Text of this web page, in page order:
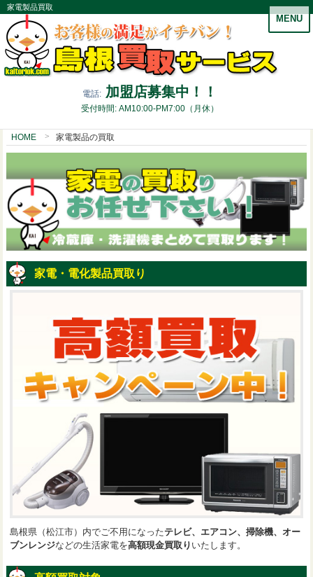
家電製品買取
電話: 加盟店募集中！！
受付時間: AM10:00-PM7:00（月休）
MENU
HOME 家電製品の買取
家電・電化製品買取り
島根県（松江市）内でご不用になったテレビ、エアコン、掃除機、オー
ブンレンジなどの生活家電を高額現金買取り いたします。